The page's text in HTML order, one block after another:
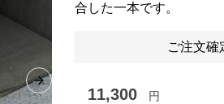
Next slide
合した一本です。
ご注文確
11,300 円